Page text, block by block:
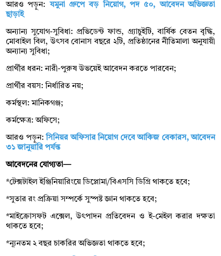
আরও পড়ুন:যমুনা গ্রুপে বড় নিয়োগ, পদ ৫০, আবেদন অভিজ্ঞতা
ছাড়াই
অন্যান্য সুযোগ-সুবিধা: প্রভিডেন্ট ফান্ড, গ্র্যাচুইটি, বার্ষিক বেতন বৃদ্ধি,
মোবাইল বিল, উৎসব বোনাস বছরে ২টি, প্রতিষ্ঠানের নীতিমালা অনুযায়ী
অন্যান্য সুবিধা;
প্রার্থীর ধরন: নারী-পুরুষ উভয়েই আবেদন করতে পারবেন;
প্রার্থীর বয়স: নির্ধারিত নয়;
কর্মস্থল: মানিকগঞ্জ;
কর্মক্ষেত্র: অফিসে;
আরও পড়ুন:সিনিয়র অফিসার নিয়োগ দেবে আকিজ বেকারস, আবেদন
৩১ জানুয়ারি পর্যন্ত
আবেদনের যোগ্যতা—
*টেক্সটাইল ইঞ্জিনিয়ারিংয়ে ডিপ্লোমা/বিএসসি ডিগ্রি থাকতে হবে;
*সুতার রং প্রক্রিয়া সম্পর্কে সুস্পষ্ট জ্ঞান থাকতে হবে;
*মাইক্রোসফট এক্সেল, উৎপাদন প্রতিবেদন ও ই-মেইল করার দক্ষতা
থাকতে হবে;
*ন্যূনতম ২ বছর চাকরির অভিজ্ঞতা থাকতে হবে;